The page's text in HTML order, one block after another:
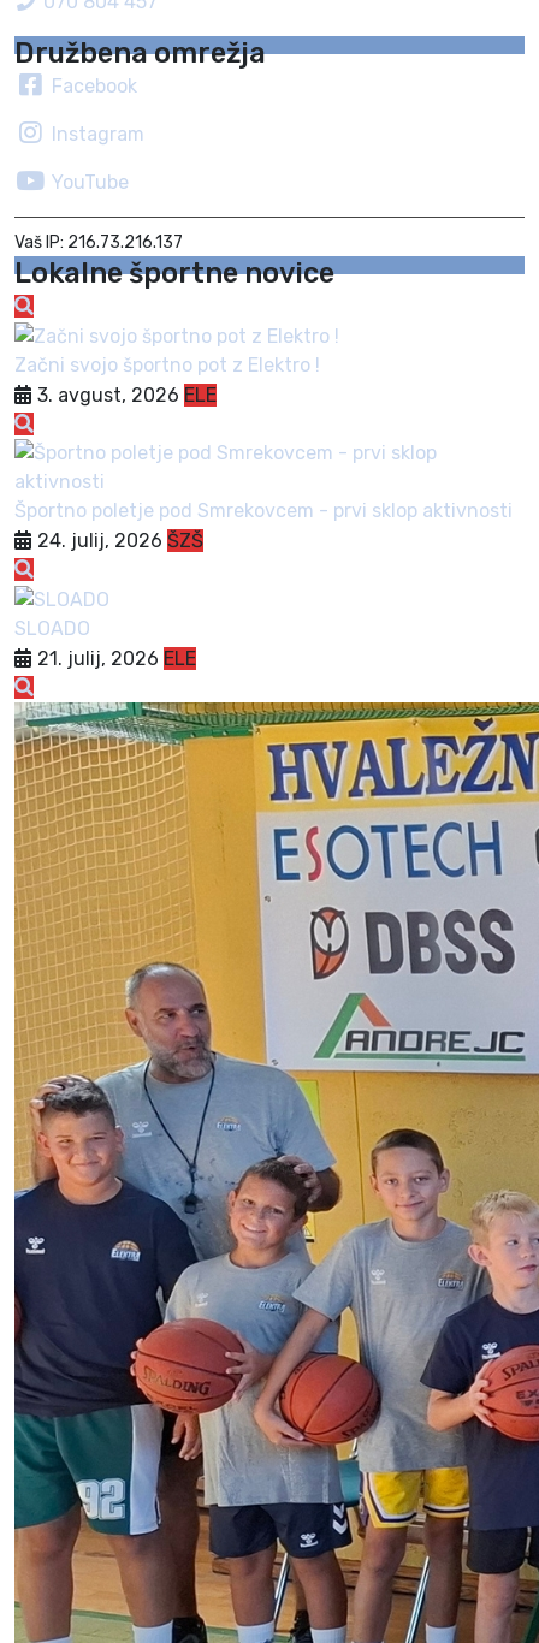
Družbena omrežja
Facebook
Instagram
YouTube
Vaš IP: 216.73.216.137
Lokalne športne novice
Začni svojo športno pot z Elektro !
3. avgust, 2026 ELE
Športno poletje pod Smrekovcem - prvi sklop aktivnosti
24. julij, 2026 ŠZŠ
SLOADO
21. julij, 2026 ELE